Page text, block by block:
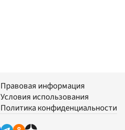
Правовая информация
Условия использования
Политика конфиденциальности